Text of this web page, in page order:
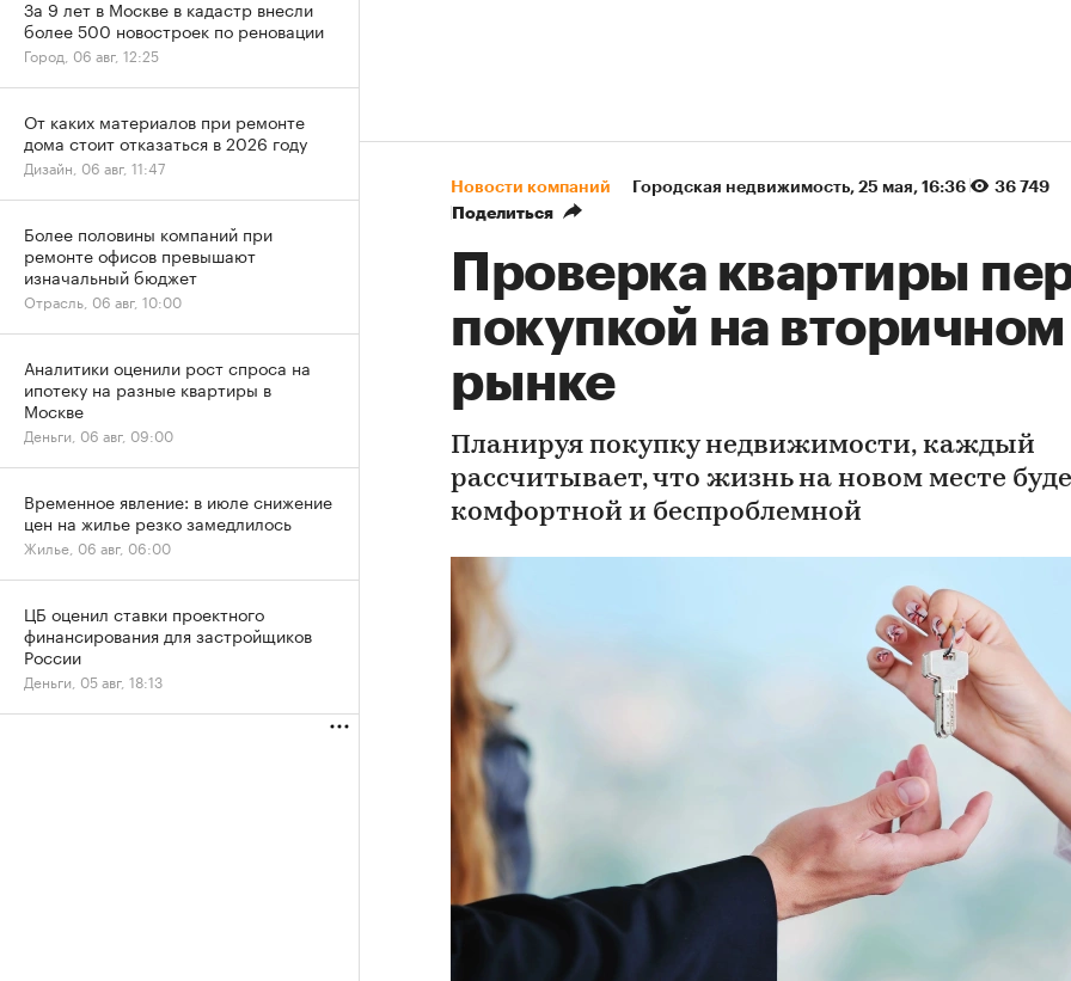
Новости компаний Городская недвижимость⁠, 25 мая, 16:36
36 749
Поделиться
Проверка квартиры
покупкой на вторичном
рынке
Планируя покупку недвижимости, каждый
рассчитывает, что жизнь на новом месте
комфортной и беспроблемной
За 9 лет в Москве в кадастр внесли
более 500 новостроек по реновации
Город, 06 авг, 12:25
От каких материалов при ремонте
дома стоит отказаться в 2026 году
Дизайн, 06 авг, 11:47
Более половины компаний при
ремонте офисов превышают
изначальный бюджет
Отрасль, 06 авг, 10:00
Аналитики оценили рост спроса на
ипотеку на разные квартиры в
Москве
Деньги, 06 авг, 09:00
Временное явление: в июле снижение
цен на жилье резко замедлилось
Жилье, 06 авг, 06:00
ЦБ оценил ставки проектного
финансирования для застройщиков
России
Деньги, 05 авг, 18:13